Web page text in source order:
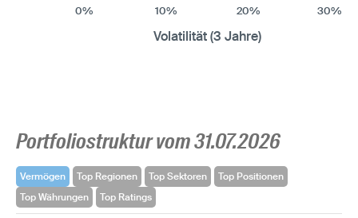
0% 10% 20% 30%
Volatilität (3 Jahre)
Portfoliostruktur vom 31.07.2026
Vermögen Top Regionen Top Sektoren
Top Positionen
Top Währungen
Top Ratings